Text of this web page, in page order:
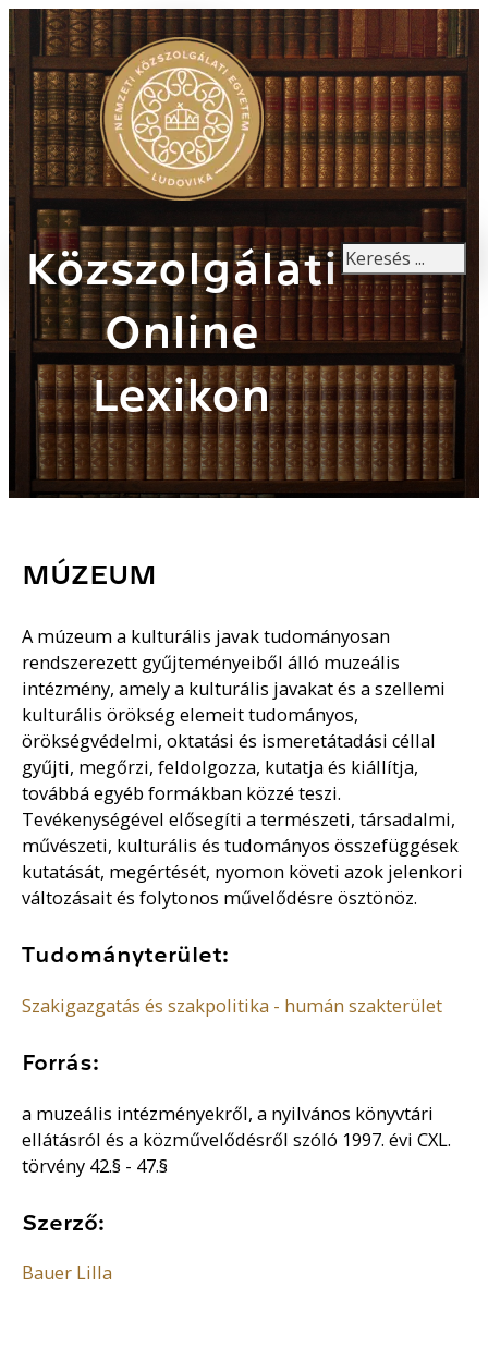
Közszolgálati
Online
Lexikon
Keresés
MÚZEUM
A múzeum a kulturális javak tudományosan
rendszerezett gyűjteményeiből álló muzeális
intézmény, amely a kulturális javakat és a szellemi
kulturális örökség elemeit tudományos,
örökségvédelmi, oktatási és ismeretátadási céllal
gyűjti, megőrzi, feldolgozza, kutatja és kiállítja,
továbbá egyéb formákban közzé teszi.
Tevékenységével elősegíti a természeti, társadalmi,
művészeti, kulturális és tudományos összefüggések
kutatását, megértését, nyomon követi azok jelenkori
változásait és folytonos művelődésre ösztönöz.
Tudományterület:
Szakigazgatás és szakpolitika - humán szakterület
Forrás:
a muzeális intézményekről, a nyilvános könyvtári
ellátásról és a közművelődésről szóló 1997. évi CXL.
törvény 42.§ - 47.§
Szerző:
Bauer Lilla